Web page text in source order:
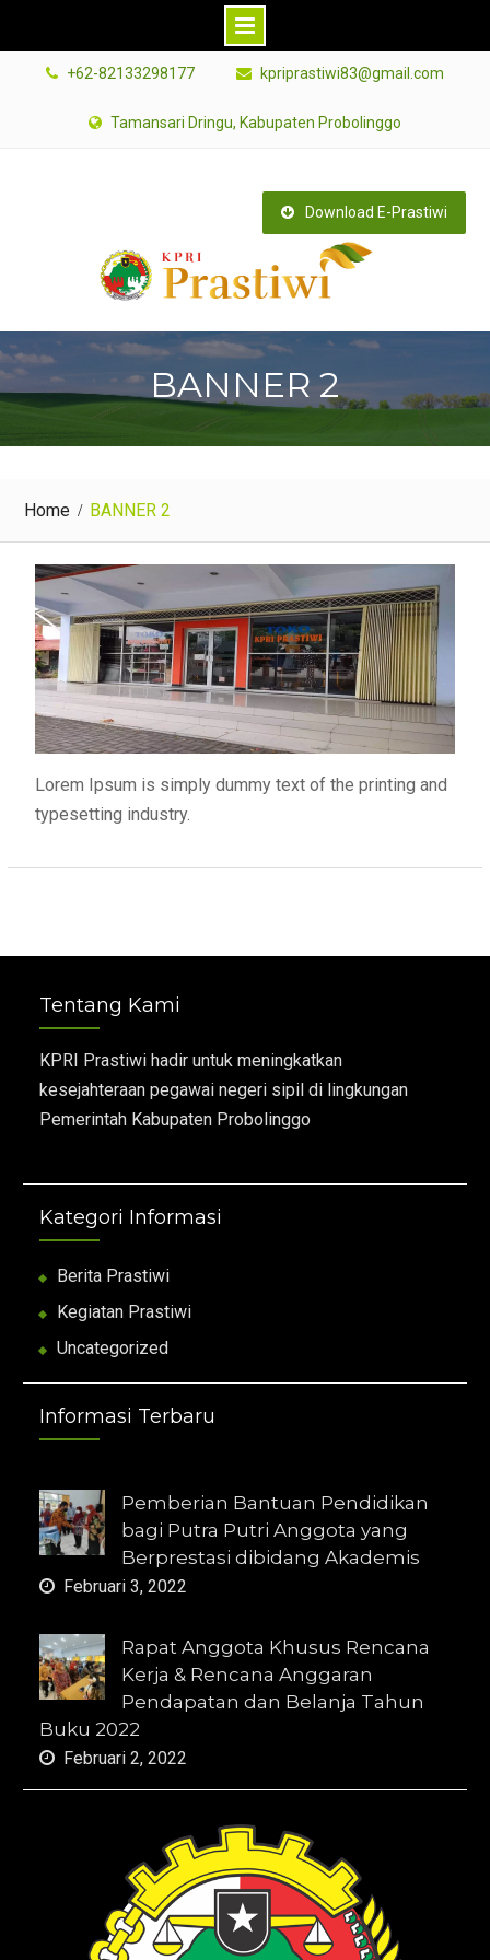
+62-82133298177 kpriprastiwi83@gmail.com
Tamansari Dringu, Kabupaten Probolinggo
Download E-Prastiwi
BANNER 2
Home BANNER 2
Lorem Ipsum is simply dummy text of the printing and
typesetting industry.
Tentang Kami
KPRI Prastiwi hadir untuk meningkatkan
kesejahteraan pegawai negeri sipil di lingkungan
Pemerintah Kabupaten Probolinggo
Kategori Informasi
Berita Prastiwi
Kegiatan Prastiwi
Uncategorized
Informasi Terbaru
Pemberian Bantuan Pendidikan
bagi Putra Putri Anggota yang
Berprestasi dibidang Akademis
Februari 3, 2022
Rapat Anggota Khusus Rencana
Kerja & Rencana Anggaran
Pendapatan dan Belanja Tahun
Buku 2022
Februari 2, 2022